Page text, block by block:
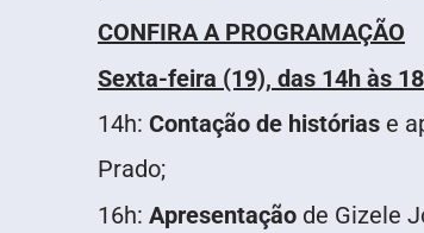
CONFIRA A PROGRAMAÇÃO
Sexta-feira (19), das 14h às
14h: Contação de histórias e
Prado;
16h: Apresentação de Gizele